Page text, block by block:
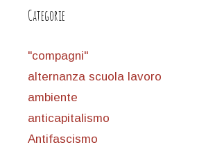
Categorie
"compagni"
alternanza scuola lavoro
ambiente
anticapitalismo
Antifascismo